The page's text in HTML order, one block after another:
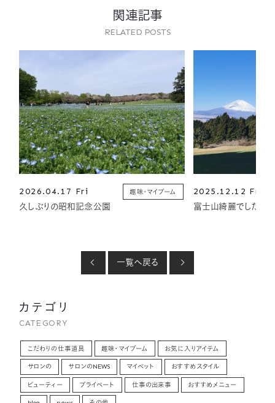
関連記事
RELATED POSTS
2026.04.17 Fri 趣味・マイブーム
久しぶりの昭和記念公園
2025.12.12 Fri
富士山綺麗でした
一覧へ戻る
カテゴリ
CATEGORY
こだわりの仕事道具 趣味・マイブーム お気に入りアイテム
サロンの サロンのNEWS マイペット おすすめスタイル
ビューティー プライベート 仕事の出来事 おすすめメニュー